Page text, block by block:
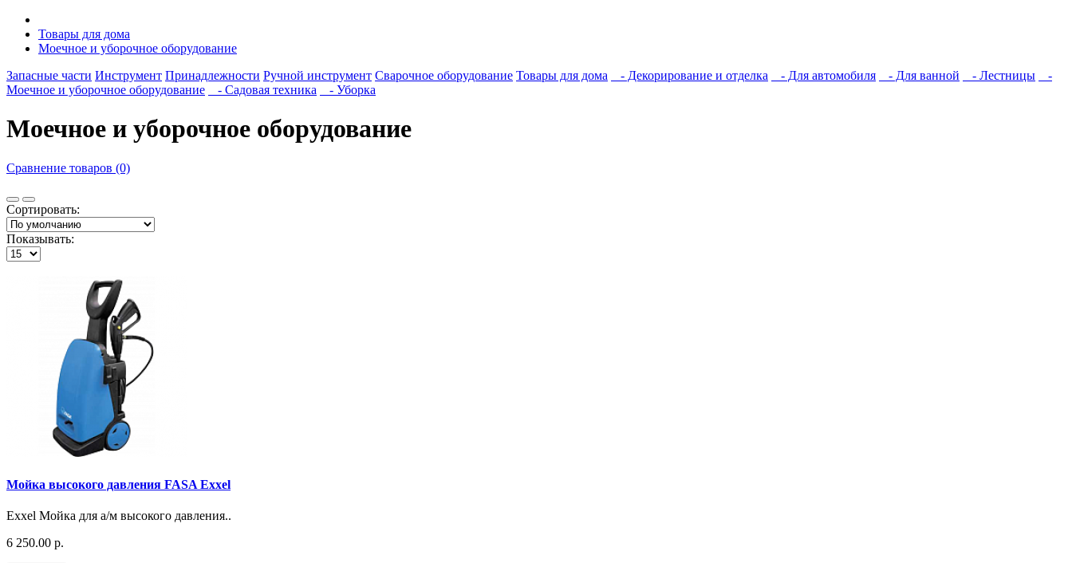
Товары для дома
Моечное и уборочное оборудование
Запасные части Инструмент Принадлежности Ручной инструмент Сварочное оборудование Товары для дома - Декорирование и отделка - Для автомобиля - Для ванной - Лестницы
-
Моечное и уборочное оборудование
- Садовая техника - Уборка
Моечное и уборочное оборудование
Сравнение товаров (0)
Сортировать:
Показывать:
Мойка высокого давления FASA Exxel
Exxel Мойка для а/м высокого давления..
6 250.00 р.